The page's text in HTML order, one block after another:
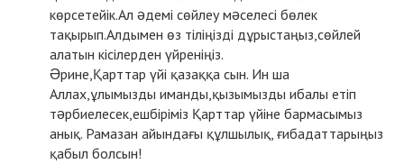
көрсетейік.Ал əдемі сөйлеу мəселесі бөлек
тақырып.Алдымен өз тіліңізді дұрыстаңыз,сөйлей
алатын кісілерден үйреніңіз.
Əрине,Қарттар үйі қазаққа сын. Ин ша
Аллах,ұлымызды иманды,қызымызды ибалы етіп
тəрбиелесек,ешбіріміз Қарттар үйіне бармасымыз
анық. Рамазан айындағы құлшылық, ғибадаттарыңыз
қабыл болсын!